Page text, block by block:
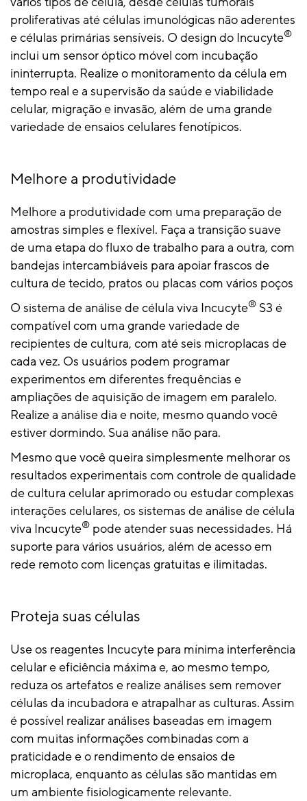
proliferativas até células imunológicas não aderentes
e células primárias sensíveis. O design do Incucyte®
inclui um sensor óptico móvel com incubação
ininterrupta. Realize o monitoramento da célula em
tempo real e a supervisão da saúde e viabilidade
celular, migração e invasão, além de uma grande
variedade de ensaios celulares fenotípicos.
Melhore a produtividade
Melhore a produtividade com uma preparação de
amostras simples e flexível. Faça a transição suave
de uma etapa do fluxo de trabalho para a outra, com
bandejas intercambiáveis para apoiar frascos de
cultura de tecido, pratos ou placas com vários poços
O sistema de análise de célula viva Incucyte® S3 é
compatível com uma grande variedade de
recipientes de cultura, com até seis microplacas de
cada vez. Os usuários podem programar
experimentos em diferentes frequências e
ampliações de aquisição de imagem em paralelo.
Realize a análise dia e noite, mesmo quando você
estiver dormindo. Sua análise não para.
Mesmo que você queira simplesmente melhorar os
resultados experimentais com controle de qualidade
de cultura celular aprimorado ou estudar complexas
interações celulares, os sistemas de análise de célula
viva Incucyte® pode atender suas necessidades. Há
suporte para vários usuários, além de acesso em
rede remoto com licenças gratuitas e ilimitadas.
Proteja suas células
Use os reagentes Incucyte para mínima interferência
celular e eficiência máxima e, ao mesmo tempo,
reduza os artefatos e realize análises sem remover
células da incubadora e atrapalhar as culturas. Assim
é possível realizar análises baseadas em imagem
com muitas informações combinadas com a
praticidade e o rendimento de ensaios de
microplaca, enquanto as células são mantidas em
um ambiente fisiologicamente relevante.